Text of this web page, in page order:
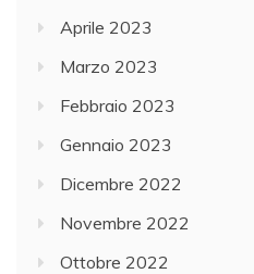
Aprile 2023
Marzo 2023
Febbraio 2023
Gennaio 2023
Dicembre 2022
Novembre 2022
Ottobre 2022